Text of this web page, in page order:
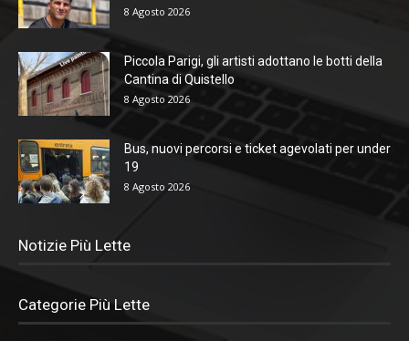
8 Agosto 2026
Piccola Parigi, gli artisti adottano le botti della
Cantina di Quistello
8 Agosto 2026
Bus, nuovi percorsi e ticket agevolati per under
19
8 Agosto 2026
Notizie Più Lette
Categorie Più Lette